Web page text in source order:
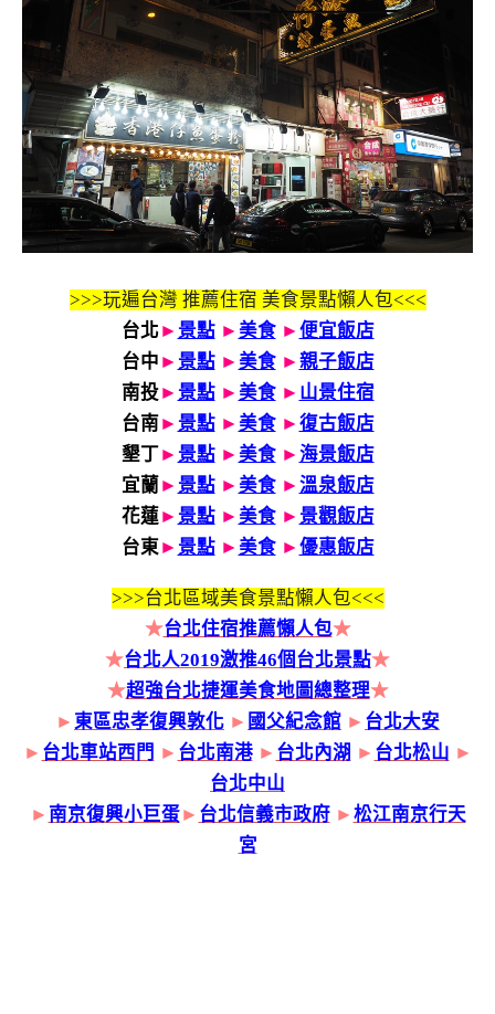
>>>玩遍台灣 推薦住宿 美食景點懶人包<<<
台北 ► 景點 ► 美食► 便宜飯店
台中 ► 景點 ► 美食► 親子飯店
南投► 景點 ► 美食► 山景住宿
台南► 景點 ► 美食► 復古飯店
墾丁► 景點 ► 美食► 海景飯店
宜蘭 ► 景點 ► 美食► 溫泉飯店
花蓮► 景點 ► 美食► 景觀飯店
台東► 景點 ► 美食► 優惠飯店
>>>台北區域美食景點懶人包<<<
★台北住宿推薦懶人包★
★台北人2019激推46個台北景點★
★超強台北捷運美食地圖總整理★
► 東區忠孝復興敦化 ► 國父紀念館 ► 台北大安
► 台北車站西門 ► 台北南港 ► 台北內湖 ► 台北松山 ►
台北中山
► 南京復興小巨蛋► 台北信義市政府► 松江南京行天
宮